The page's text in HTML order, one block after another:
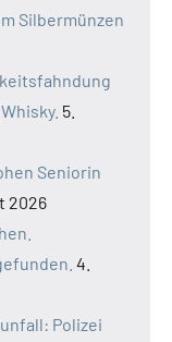
Silbermünzen
5.
Seniorin
2026
4.
Polizei